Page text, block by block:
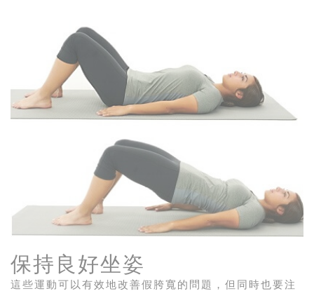
保持良好坐姿
這些運動可以有效地改善假胯寬的問題，但同時也要注